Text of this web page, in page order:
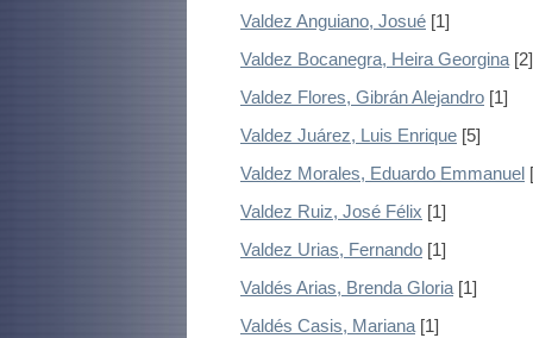
Valdez Anguiano, Josué [1]
Valdez Bocanegra, Heira Georgina [2]
Valdez Flores, Gibrán Alejandro [1]
Valdez Juárez, Luis Enrique [5]
Valdez Morales, Eduardo Emmanuel
Valdez Ruiz, José Félix [1]
Valdez Urias, Fernando [1]
Valdés Arias, Brenda Gloria [1]
Valdés Casis, Mariana [1]